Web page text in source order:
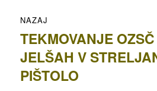
prispevka
NAZAJ
Prejšnji
prispevek:
TEKMOVANJE
JELŠAH V
PIŠTOLO